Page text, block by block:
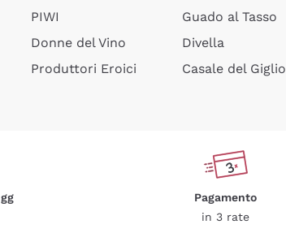
PIWI
Donne del Vino
Produttori Eroici
Guado al Tasso
Divella
Casale del Giglio
Pagamento
in 3 rate